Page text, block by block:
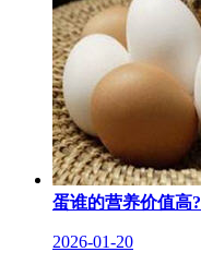
蛋谁的营养价值高?
2026-01-20